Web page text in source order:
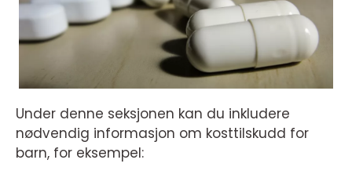
Under denne seksjonen kan du inkludere
nødvendig informasjon om kosttilskudd for
barn, for eksempel: